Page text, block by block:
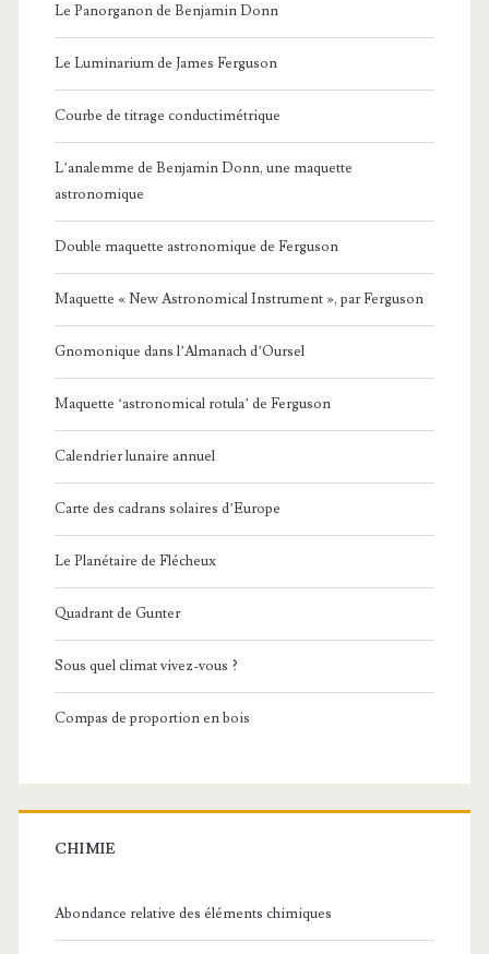
Le Panorganon de Benjamin Donn
Le Luminarium de James Ferguson
Courbe de titrage conductimétrique
L’analemme de Benjamin Donn, une maquette
astronomique
Double maquette astronomique de Ferguson
Maquette « New Astronomical Instrument », par Ferguson
Gnomonique dans l’Almanach d’Oursel
Maquette ‘astronomical rotula’ de Ferguson
Calendrier lunaire annuel
Carte des cadrans solaires d’Europe
Le Planétaire de Flécheux
Quadrant de Gunter
Sous quel climat vivez-vous ?
Compas de proportion en bois
CHIMIE
Abondance relative des éléments chimiques